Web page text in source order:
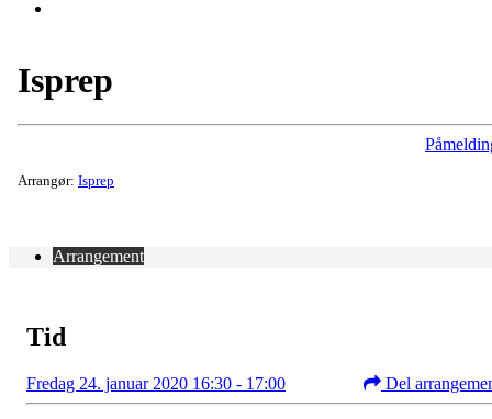
Isprep
Arrangør: Isprep
Arrangement
Tid
Fredag 24. januar 2020 16:30 - 17:00 Del